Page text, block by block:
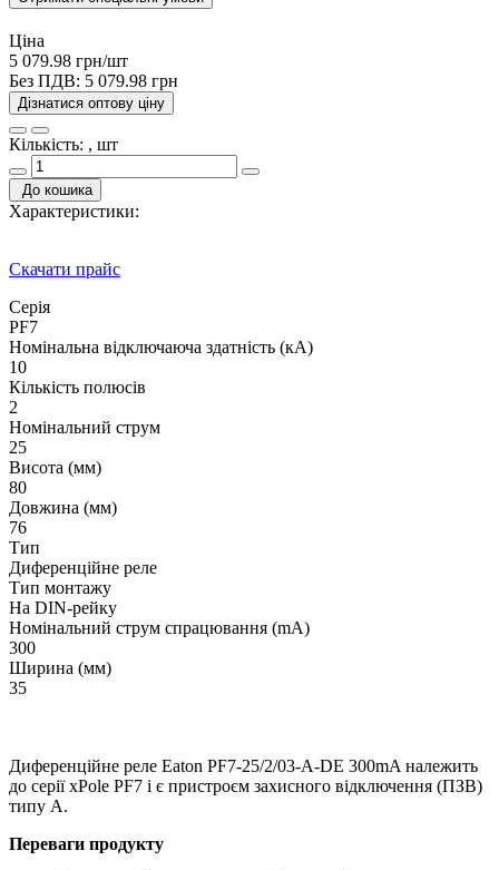
Ціна
5 079.98 грн/шт
Без ПДВ: 5 079.98 грн
Дізнатися оптову ціну
Кількість: , шт
До кошика
Характеристики:
Скачати прайс
Серія
PF7
Номінальна відключаюча здатність (кА)
10
Кількість полюсів
2
Номінальний струм
25
Висота (мм)
80
Довжина (мм)
76
Тип
Диференційне реле
Тип монтажу
На DIN-рейку
Номінальний струм cпрацювання (mA)
300
Ширина (мм)
35
Диференційне реле Eaton PF7-25/2/03-А-DE 300mA належить
до серії xPole PF7 і є пристроєм захисного відключення (ПЗВ)
типу А.
Переваги продукту